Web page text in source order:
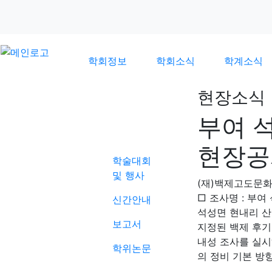
학회정보 학회소식 학계소식
학술대회
및 행사
신간안내
보고서
학위논문
현장소식
부여
현장
(재)백제고도문
□ 조사명 : 부여
석성면 현내리
지정된 백제 후
내성 조사를 실
의 정비 기본 방